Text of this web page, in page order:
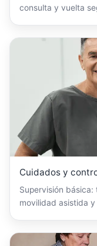
consulta y vuelta
Cuidados y
Supervisión
movilidad asistida